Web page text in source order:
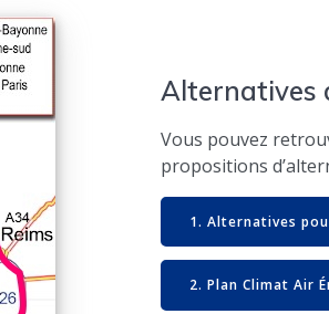
Alternatives
Vous pouvez
propositions
1. Alternatives
2. Plan Climat Air